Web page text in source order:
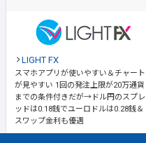
LIGHT FX
スマホアプリが使いやすい＆チャート
が見やすい 1回の発注上限が20万通貨
までの条件付きだが→ドル円のスプレ
ッドは0.18銭でユーロドルは0.28銭＆
スワップ金利も優遇